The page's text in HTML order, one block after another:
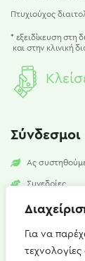
Για να
Πτυχιούχος
* εξειδίκευση στη
και στην κλινική
Σύνδεσμοι
Ας
Συνεδρίες
Υπηρεσίες